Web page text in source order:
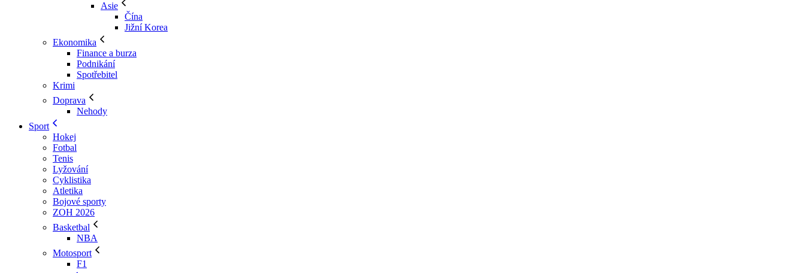
Asie
Čína
Jižní Korea
Ekonomika
Finance a burza
Podnikání
Spotřebitel
Krimi
Doprava
Nehody
Sport
Hokej
Fotbal
Tenis
Lyžování
Cyklistika
Atletika
Bojové sporty
ZOH 2026
Basketbal
NBA
Motosport
F1